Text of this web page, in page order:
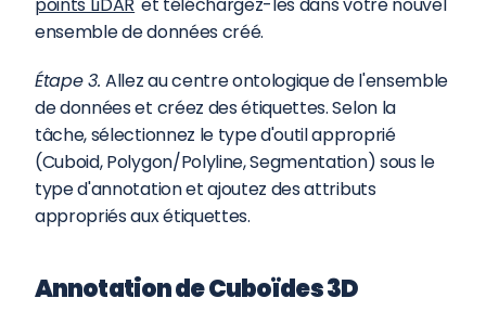
ensemble de données créé.
Étape 3. Allez au centre ontologique de l'ensemble
de données et créez des étiquettes. Selon la
tâche, sélectionnez le type d'outil approprié
(Cuboid, Polygon/Polyline, Segmentation) sous le
type d'annotation et ajoutez des attributs
appropriés aux étiquettes.
Annotation de Cuboïdes 3D